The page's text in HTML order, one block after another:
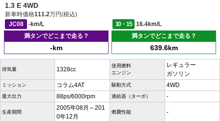
1.3 E 4WD
新車時価格111.2万円(税込)
JC08
-km/L 10・15
16.4km/L
満タンでどこまで走る？
-km
満タンでどこまで走る？
639.6km
排気量 1328cc
使用燃料
エンジン
レギュラー
ガソリン
ミッション コラム4AT 駆動方式 4WD
最大出力 88ps/6000rpm 過給器（ターボ） -
生産期間
2005年08月～201
0年12月
燃費性能 -